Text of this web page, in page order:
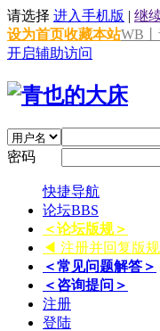
请选择 进入手机版 | 继
设为首页收藏本站WB
开启辅助访问
密码
快捷导航
论坛BBS
＜论坛版规＞
◀ 注册并回复版
＜常见问题解答＞
＜咨询提问＞
注册
登陆